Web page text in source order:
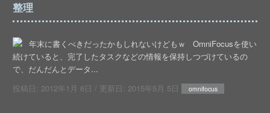
整理
年末に書くべきだったかもしれないけどもｗ OmniFocusを使い
続けていると、完了したタスクなどの情報を保持しつづけているの
で、だんだんとデータ...
投稿日: 2012年1月 6日 / 更新日: 2015年5月 5日 omnifocus